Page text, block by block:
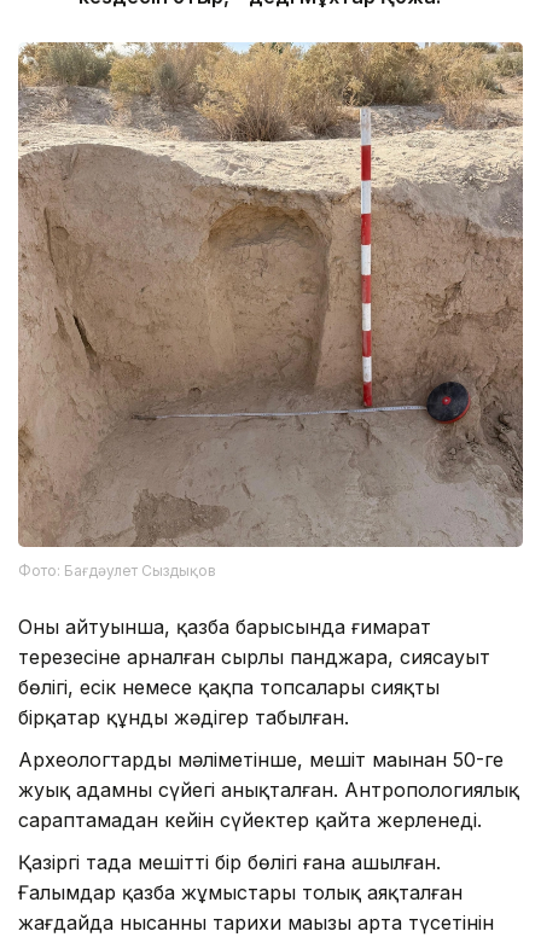
Фото: Бағдәулет Сыздықов
Оның айтуынша, қазба барысында ғимарат
терезесіне арналған сырлы панджара, сиясауыт
бөлігі, есік немесе қақпа топсалары сияқты
бірқатар құнды жәдігер табылған.
Археологтардың мәліметінше, мешіт маңынан 50-ге
жуық адамның сүйегі анықталған. Антропологиялық
сараптамадан кейін сүйектер қайта жерленеді.
Қазіргі таңда мешіттің бір бөлігі ғана ашылған.
Ғалымдар қазба жұмыстары толық аяқталған
жағдайда нысанның тарихи маңызы арта түсетінін